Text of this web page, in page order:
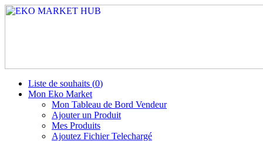
Liste de souhaits (0)
Mon Eko Market
Mon Tableau de Bord Vendeur
Ajouter un Produit
Mes Produits
Ajoutez Fichier Telechargé